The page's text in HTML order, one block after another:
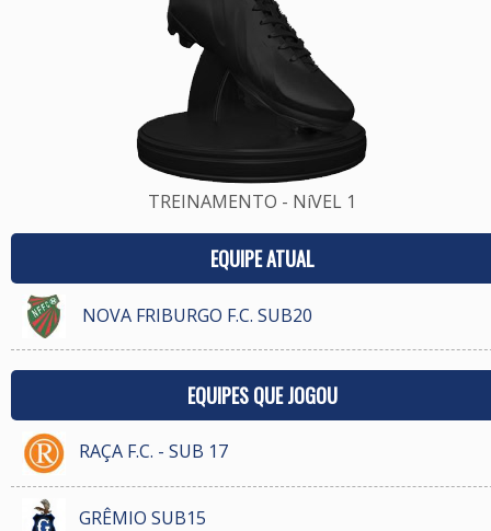
TREINAMENTO - NíVEL 1
EQUIPE ATUAL
NOVA FRIBURGO F.C. SUB20
EQUIPES QUE JOGOU
RAÇA F.C. - SUB 17
GRÊMIO SUB15